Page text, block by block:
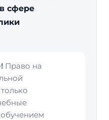
сфере
Право на